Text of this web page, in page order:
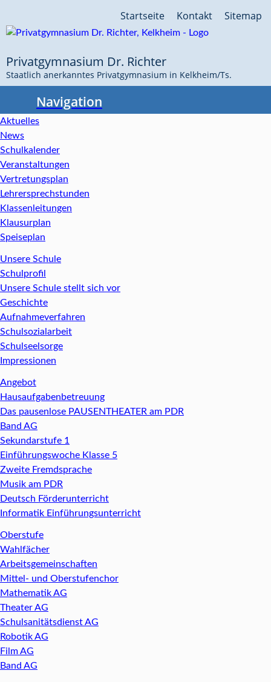
überspringen
Sitemap
Kontakt
Startseite
Privatgymnasium Dr. Richter
Staatlich anerkanntes Privatgymnasium in Kelkheim/Ts.
Navigation
Aktuelles
News
Schulkalender
Veranstaltungen
Vertretungsplan
Lehrersprechstunden
Klassenleitungen
Klausurplan
Speiseplan
Unsere Schule
Schulprofil
Unsere Schule stellt sich vor
Geschichte
Aufnahmeverfahren
Schulsozialarbeit
Schulseelsorge
Impressionen
Angebot
Hausaufgabenbetreuung
Das pausenlose PAUSENTHEATER am PDR
Band AG
Sekundarstufe 1
Einführungswoche Klasse 5
Zweite Fremdsprache
Musik am PDR
Deutsch Förderunterricht
Informatik Einführungsunterricht
Oberstufe
Wahlfächer
Arbeitsgemeinschaften
Mittel- und Oberstufenchor
Mathematik AG
Theater AG
Schulsanitätsdienst AG
Robotik AG
Film AG
Band AG